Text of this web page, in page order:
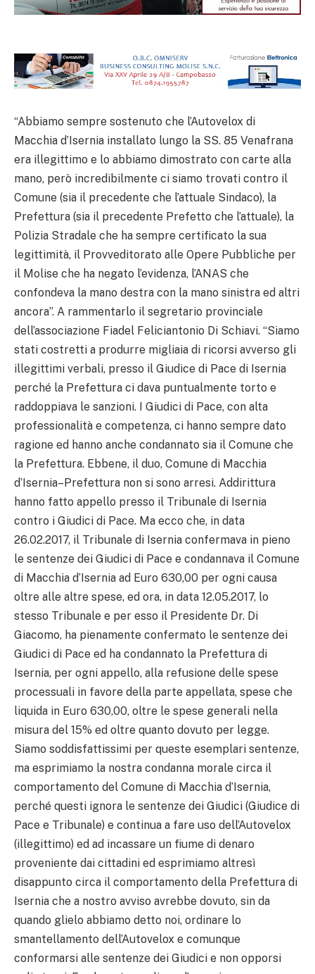
“Abbiamo sempre sostenuto che l’Autovelox di
Macchia d’Isernia installato lungo la SS. 85 Venafrana
era illegittimo e lo abbiamo dimostrato con carte alla
mano, però incredibilmente ci siamo trovati contro il
Comune (sia il precedente che l’attuale Sindaco), la
Prefettura (sia il precedente Prefetto che l’attuale), la
Polizia Stradale che ha sempre certificato la sua
legittimità, il Provveditorato alle Opere Pubbliche per
il Molise che ha negato l’evidenza, l’ANAS che
confondeva la mano destra con la mano sinistra ed altri
ancora”. A rammentarlo il segretario provinciale
dell’associazione Fiadel Feliciantonio Di Schiavi. “Siamo
stati costretti a produrre migliaia di ricorsi avverso gli
illegittimi verbali, presso il Giudice di Pace di Isernia
perché la Prefettura ci dava puntualmente torto e
raddoppiava le sanzioni. I Giudici di Pace, con alta
professionalità e competenza, ci hanno sempre dato
ragione ed hanno anche condannato sia il Comune che
la Prefettura. Ebbene, il duo, Comune di Macchia
d’Isernia–Prefettura non si sono arresi. Addirittura
hanno fatto appello presso il Tribunale di Isernia
contro i Giudici di Pace. Ma ecco che, in data
26.02.2017, il Tribunale di Isernia confermava in pieno
le sentenze dei Giudici di Pace e condannava il Comune
di Macchia d’Isernia ad Euro 630,00 per ogni causa
oltre alle altre spese, ed ora, in data 12.05.2017, lo
stesso Tribunale e per esso il Presidente Dr. Di
Giacomo, ha pienamente confermato le sentenze dei
Giudici di Pace ed ha condannato la Prefettura di
Isernia, per ogni appello, alla refusione delle spese
processuali in favore della parte appellata, spese che
liquida in Euro 630,00, oltre le spese generali nella
misura del 15% ed oltre quanto dovuto per legge.
Siamo soddisfattissimi per queste esemplari sentenze,
ma esprimiamo la nostra condanna morale circa il
comportamento del Comune di Macchia d’Isernia,
perché questi ignora le sentenze dei Giudici (Giudice di
Pace e Tribunale) e continua a fare uso dell’Autovelox
(illegittimo) ed ad incassare un fiume di denaro
proveniente dai cittadini ed esprimiamo altresì
disappunto circa il comportamento della Prefettura di
Isernia che a nostro avviso avrebbe dovuto, sin da
quando glielo abbiamo detto noi, ordinare lo
smantellamento dell’Autovelox e comunque
conformarsi alle sentenze dei Giudici e non opporsi